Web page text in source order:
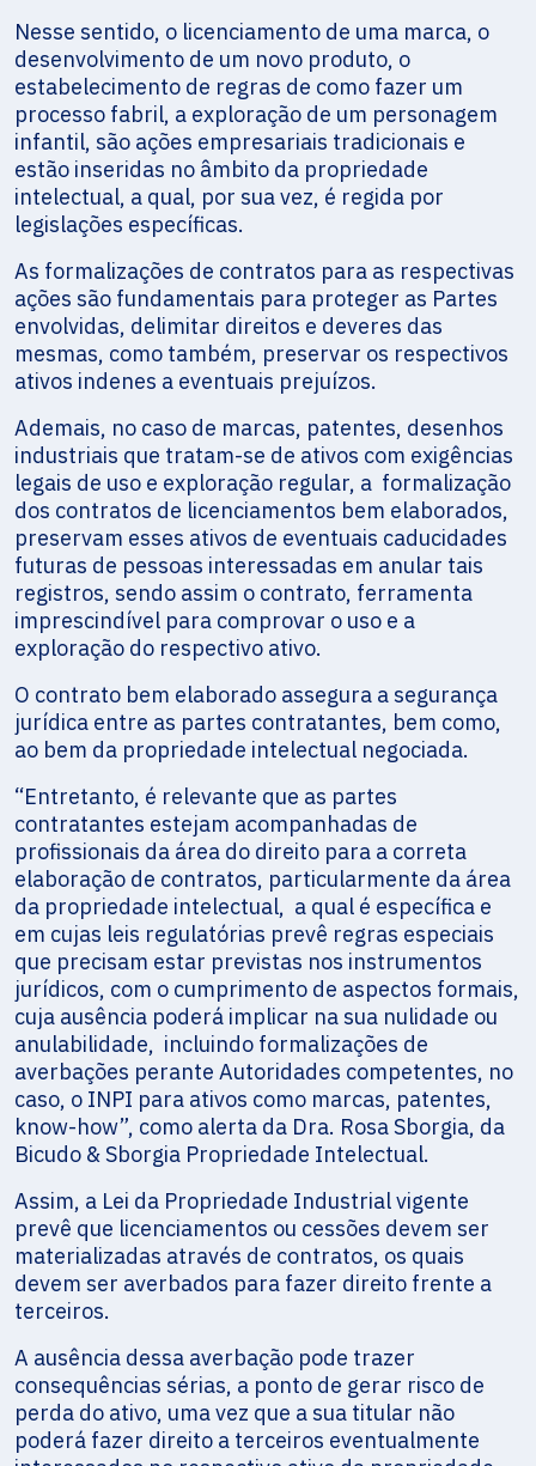
Nesse sentido, o licenciamento de uma marca, o
desenvolvimento de um novo produto, o
estabelecimento de regras de como fazer um
processo fabril, a exploração de um personagem
infantil, são ações empresariais tradicionais e
estão inseridas no âmbito da propriedade
intelectual, a qual, por sua vez, é regida por
legislações específicas.
As formalizações de contratos para as respectivas
ações são fundamentais para proteger as Partes
envolvidas, delimitar direitos e deveres das
mesmas, como também, preservar os respectivos
ativos indenes a eventuais prejuízos.
Ademais, no caso de marcas, patentes, desenhos
industriais que tratam-se de ativos com exigências
legais de uso e exploração regular, a formalização
dos contratos de licenciamentos bem elaborados,
preservam esses ativos de eventuais caducidades
futuras de pessoas interessadas em anular tais
registros, sendo assim o contrato, ferramenta
imprescindível para comprovar o uso e a
exploração do respectivo ativo.
O contrato bem elaborado assegura a segurança
jurídica entre as partes contratantes, bem como,
ao bem da propriedade intelectual negociada.
“Entretanto, é relevante que as partes
contratantes estejam acompanhadas de
profissionais da área do direito para a correta
elaboração de contratos, particularmente da área
da propriedade intelectual, a qual é específica e
em cujas leis regulatórias prevê regras especiais
que precisam estar previstas nos instrumentos
jurídicos, com o cumprimento de aspectos formais,
cuja ausência poderá implicar na sua nulidade ou
anulabilidade, incluindo formalizações de
averbações perante Autoridades competentes, no
caso, o INPI para ativos como marcas, patentes,
know-how”, como alerta da Dra. Rosa Sborgia, da
Bicudo & Sborgia Propriedade Intelectual.
Assim, a Lei da Propriedade Industrial vigente
prevê que licenciamentos ou cessões devem ser
materializadas através de contratos, os quais
devem ser averbados para fazer direito frente a
terceiros.
A ausência dessa averbação pode trazer
consequências sérias, a ponto de gerar risco de
perda do ativo, uma vez que a sua titular não
poderá fazer direito a terceiros eventualmente